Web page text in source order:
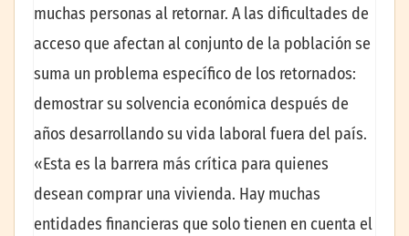
muchas personas al retornar. A las dificultades de
acceso que afectan al conjunto de la población se
suma un problema específico de los retornados:
demostrar su solvencia económica después de
años desarrollando su vida laboral fuera del país.
«Esta es la barrera más crítica para quienes
desean comprar una vivienda. Hay muchas
entidades financieras que solo tienen en cuenta el